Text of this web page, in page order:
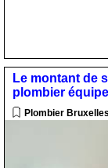
Le montant de
plombier
Plombier Bruxelles